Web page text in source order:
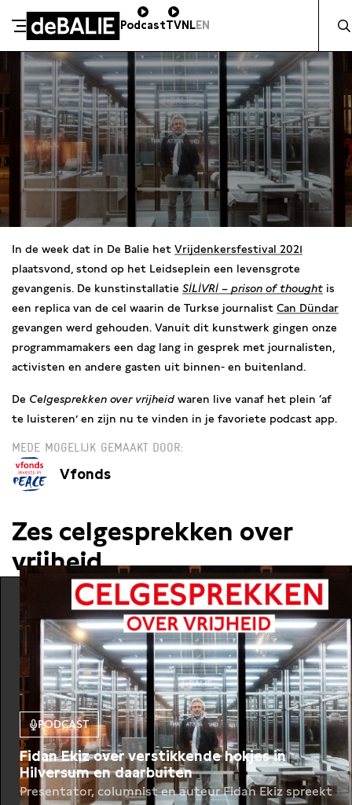
Meteen naar de content
De Balie
PodcastTVNLEN
In de week dat in De Balie het Vrijdenkersfestival 2021
plaatsvond, stond op het Leidseplein een levensgrote
gevangenis. De kunstinstallatie SİLİVRİ – prison of thought is
een replica van de cel waarin de Turkse journalist Can Dündar
gevangen werd gehouden. Vanuit dit kunstwerk gingen onze
programmamakers een dag lang in gesprek met journalisten,
activisten en andere gasten uit binnen- en buitenland.
De Celgesprekken over vrijheid waren live vanaf het plein ‘af
te luisteren’ en zijn nu te vinden in je favoriete podcast app.
MEDE MOGELIJK GEMAAKT DOOR
Vfonds
Zes celgesprekken over
vrijheid
PODCAST
Fidan Ekiz over verstikkende hokjes in
Hilversum en daarbuiten
Presentator, columnist en auteur Fidan Ekiz spreekt